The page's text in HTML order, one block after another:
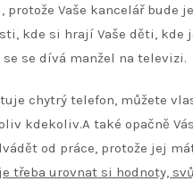
protože Vaše kancelář bude
kde si hrají Vaše děti, kde
se dívá manžel na televizi.
chytrý telefon, můžete
kdekoliv.A také opačně
od práce, protože jej
e třeba urovnat si hodnoty,